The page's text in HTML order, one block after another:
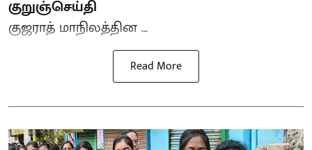
குறுஞ்செய்தி
குஜராத் மாநிலத்தின ...
Read More